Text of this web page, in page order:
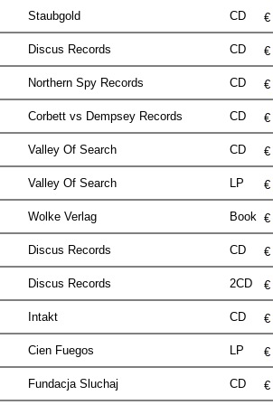
Staubgold CD €
Discus Records CD €
Northern Spy Records CD €
Corbett vs Dempsey Records CD €
Valley Of Search CD €
Valley Of Search LP €
Wolke Verlag Book €
Discus Records CD €
Discus Records 2CD €
Intakt CD €
Cien Fuegos LP €
Fundacja Sluchaj CD €